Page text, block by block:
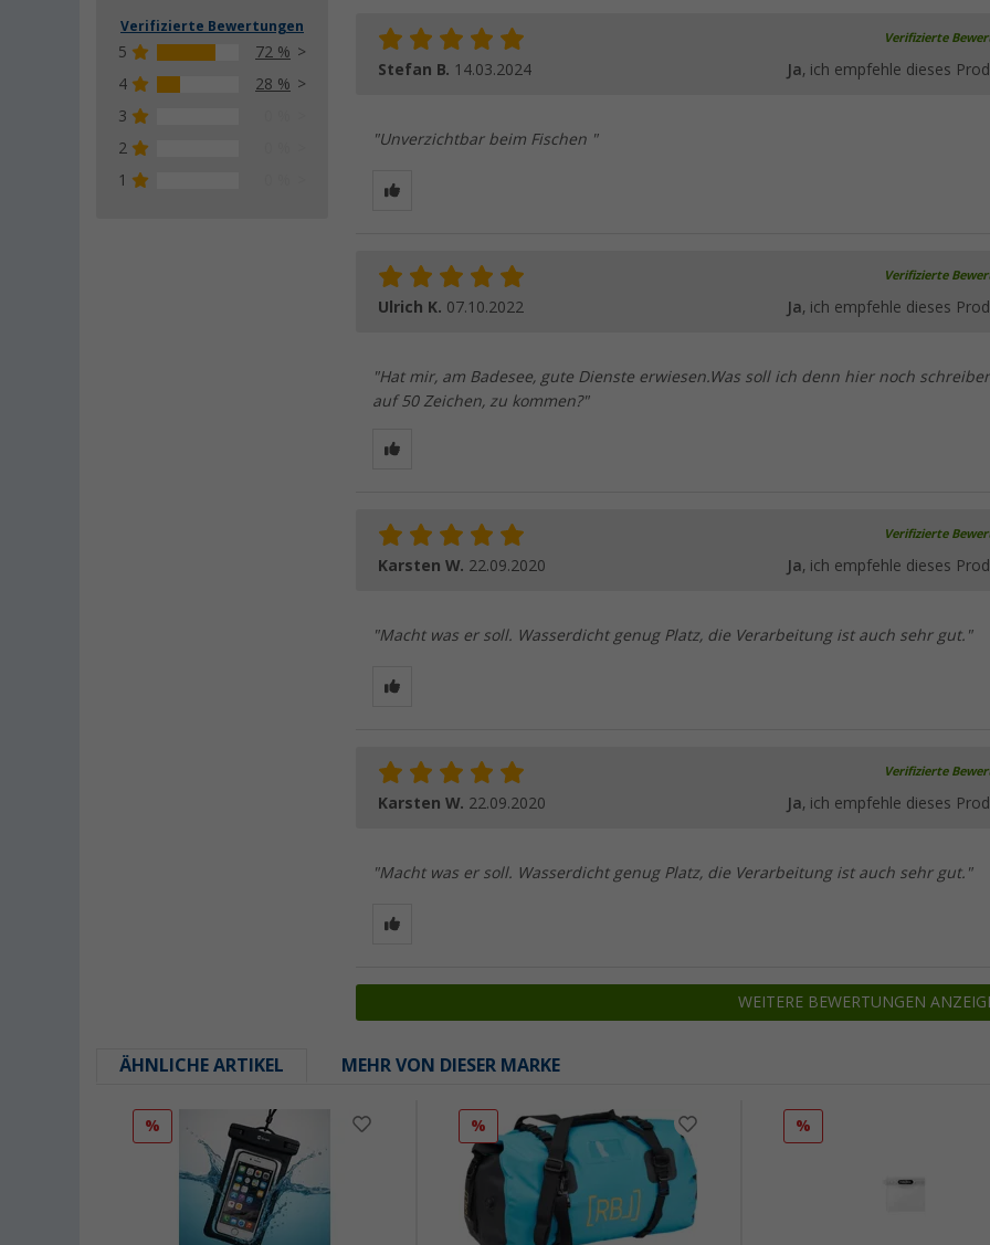
Verifizierte Bewertungen
5
72 %
4
28 %
3
2
1
Verifizierte
Stefan B. 14.03.2024 Ja, ich empfehle dieses
"Unverzichtbar beim Fischen "
Verifizierte
Ulrich K. 07.10.2022 Ja, ich empfehle dieses
"Hat mir, am Badesee, gute Dienste erwiesen.Was soll ich denn hier noch
auf 50 Zeichen, zu kommen?"
Verifizierte
Karsten W. 22.09.2020 Ja, ich empfehle dieses
"Macht was er soll. Wasserdicht genug Platz, die Verarbeitung ist auch sehr gut."
Verifizierte
Karsten W. 22.09.2020 Ja, ich empfehle dieses
"Macht was er soll. Wasserdicht genug Platz, die Verarbeitung ist auch sehr gut."
WEITERE BEWERTUNGEN
ÄHNLICHE ARTIKEL MEHR VON DIESER MARKE
% % %